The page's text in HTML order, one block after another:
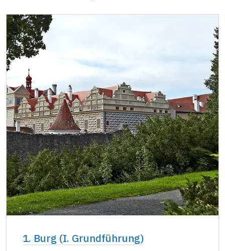
Inhaber der freien einmaligen
Eintrittskarte
NPÚ-Karte
"Náš člověk"-Karte *
kostenlos
* Freier Eintritt nur für den Karteninhaber
1. Burg (I. Grundführung)